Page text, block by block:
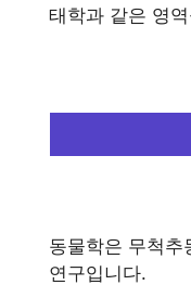
태학과 같은 영
동물학은 무척추
연구입니다.